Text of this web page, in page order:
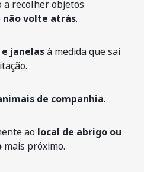
a recolher objetos
não volte atrás.
janelasà medida que sai
de companhia.
ao local de abrigo ou
mais próximo.